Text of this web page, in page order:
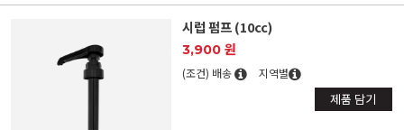
시럽 펌프 (10cc)
3,900 원
(조건) 배송 지역별
제품 담기